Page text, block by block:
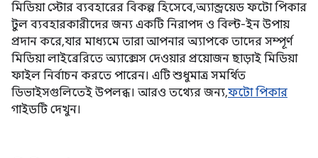
মিডিয়া স্টোর ব্যবহারের বিকল্প হিসেবে, অ্যান্ড্রয়েড ফটো পিকার
টুল ব্যবহারকারীদের জন্য একটি নিরাপদ ও বিল্ট-ইন উপায়
প্রদান করে, যার মাধ্যমে তারা আপনার অ্যাপকে তাদের সম্পূর্ণ
মিডিয়া লাইব্রেরিতে অ্যাক্সেস দেওয়ার প্রয়োজন ছাড়াই মিডিয়া
ফাইল নির্বাচন করতে পারেন। এটি শুধুমাত্র সমর্থিত
ডিভাইসগুলিতেই উপলব্ধ। আরও তথ্যের জন্য,ফটো পিকার
গাইডটি দেখুন।